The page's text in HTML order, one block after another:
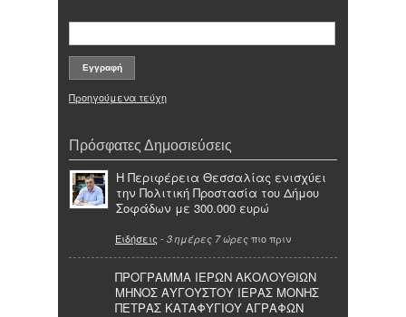
Προηγούμενα τεύχη
Πρόσφατες Δημοσιεύσεις
Η Περιφέρεια Θεσσαλίας ενισχύει
την Πολιτική Προστασία του Δήμου
Σοφάδων με 300.000 ευρώ
Ειδήσεις - 3 ημέρες 7 ώρες πιο πριν
ΠΡΟΓΡΑΜΜΑ ΙΕΡΩΝ ΑΚΟΛΟΥΘΙΩΝ
ΜΗΝΟΣ ΑΥΓΟΥΣΤΟΥ ΙΕΡΑΣ ΜΟΝΗΣ
ΠΕΤΡΑΣ ΚΑΤΑΦΥΓΙΟΥ ΑΓΡΑΦΩΝ